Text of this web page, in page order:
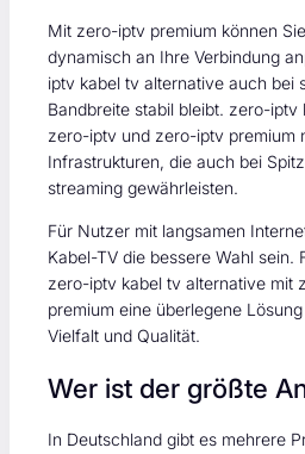
Mit zero-iptv premium können
dynamisch an Ihre Verbindung
iptv kabel tv alternative auch bei
Bandbreite stabil bleibt. zero-
zero-iptv und zero-iptv premium
Infrastrukturen, die auch bei
streaming gewährleisten.
Für Nutzer mit langsamen
Kabel-TV die bessere Wahl sein.
zero-iptv kabel tv alternative mit
premium eine überlegene
Vielfalt und Qualität.
Wer ist der größte
In Deutschland gibt es mehrere